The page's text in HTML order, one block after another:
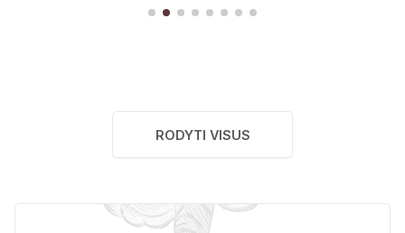
RODYTI VISUS